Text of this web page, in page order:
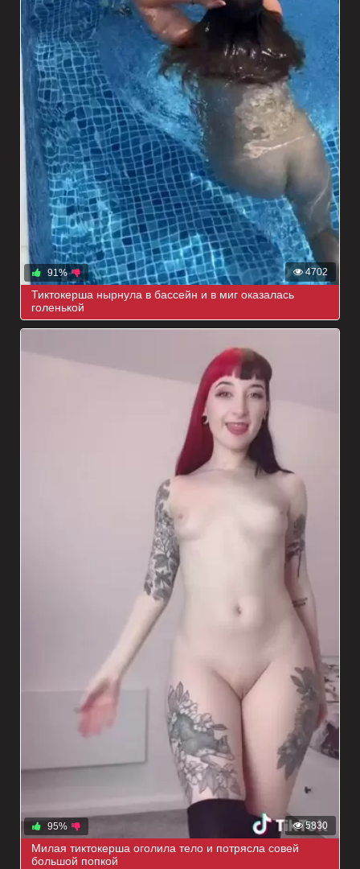
4702
91%
Тиктокерша нырнула в бассейн и в миг оказалась
голенькой
5830
95%
Милая тиктокерша оголила тело и потрясла совей
большой попкой